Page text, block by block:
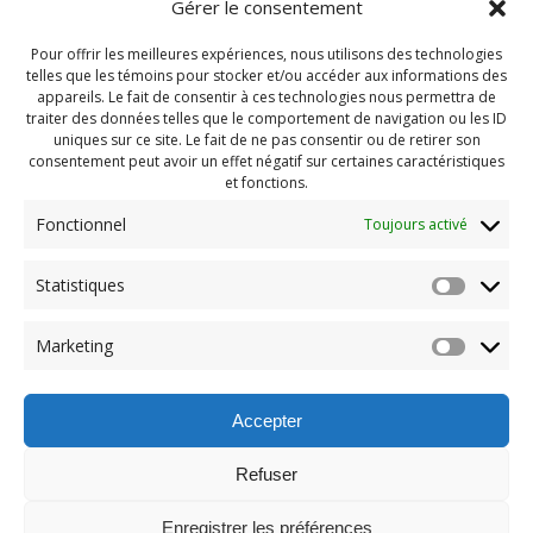
Gérer le consentement
Pour offrir les meilleures expériences, nous utilisons des technologies
telles que les témoins pour stocker et/ou accéder aux informations des
appareils. Le fait de consentir à ces technologies nous permettra de
traiter des données telles que le comportement de navigation ou les ID
uniques sur ce site. Le fait de ne pas consentir ou de retirer son
consentement peut avoir un effet négatif sur certaines caractéristiques
et fonctions.
Fonctionnel Toujours activé
Statistiques
Marketing
Accepter
Refuser
Enregistrer les préférences
Navigation
de
l'article
Previous:
post: